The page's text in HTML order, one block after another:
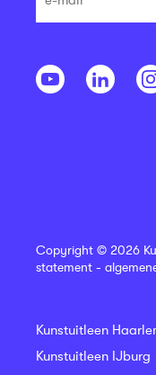
Copyright © 2026
statement -
Kunstuitleen
Kunstuitleen IJburg